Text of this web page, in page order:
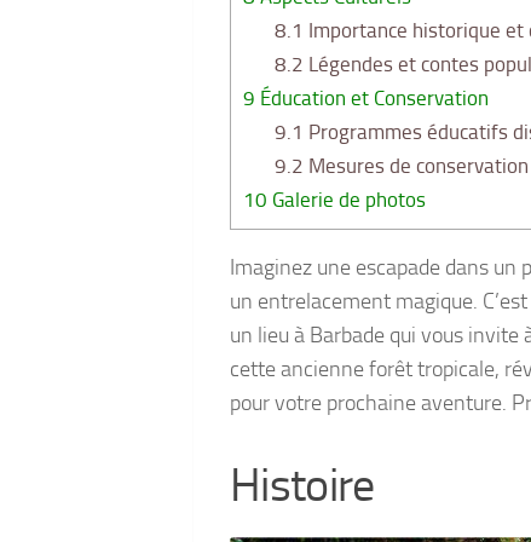
8.1 Importance historique et
8.2 Légendes et contes
9 Éducation et Conservation
9.1 Programmes éducatifs
9.2 Mesures de
10 Galerie de photos
Imaginez une escapade dans un
un entrelacement magique.
un lieu à Barbade qui vous invite
cette ancienne forêt tropicale,
pour votre prochaine aventure.
Histoire